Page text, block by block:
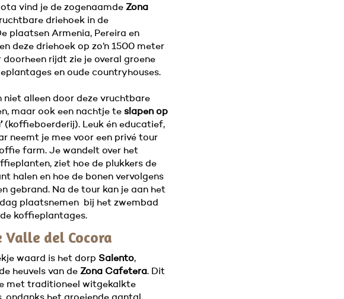
vind je de zogenaamde Zona
driehoek in de
plaatsen Armenia, Pereira en
deze driehoek op zo’n 1500 meter
doorheen rijdt zie je overal groene
en oude countryhouses.
niet alleen door deze vruchtbare
maar ook een nachtje te slapen op
(koffieboerderij). Leuk én educatief,
neemt je mee voor een privé tour
farm. Je wandelt over het
ziet hoe de plukkers de
halen en hoe de bonen vervolgens
gebrand. Na de tour kan je aan het
plaatsnemen bij het zwembad
koffieplantages.
Valle del Cocora
waard is het dorp Salento,
heuvels van de Zona Cafetera. Dit
met traditioneel witgekalkte